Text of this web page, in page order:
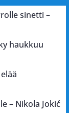
sinetti –
haukkuu
– Nikola Jokić